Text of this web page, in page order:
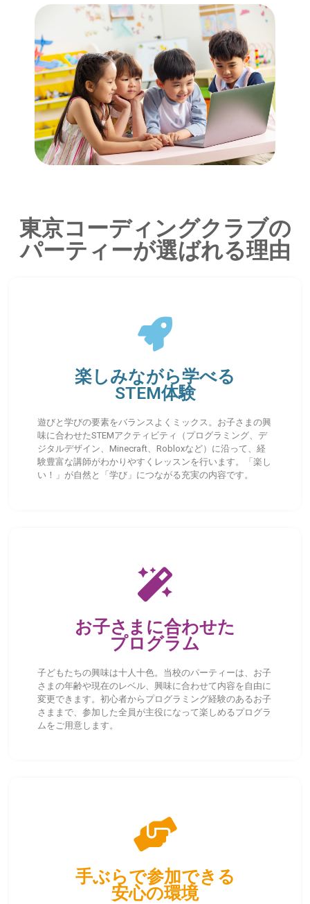
東京コーディングクラブの
パーティーが選ばれる理由
楽しみながら学べる
STEM体験
遊びと学びの要素をバランスよくミックス。お子さまの興
味に合わせたSTEMアクティビティ（プログラミング、デ
ジタルデザイン、Minecraft、Robloxなど）に沿って、経
験豊富な講師がわかりやすくレッスンを行います。「楽し
い！」が自然と「学び」につながる充実の内容です。
お子さまに合わせた
プログラム
子どもたちの興味は十人十色。当校のパーティーは、お子
さまの年齢や現在のレベル、興味に合わせて内容を自由に
変更できます。初心者からプログラミング経験のあるお子
さままで、参加した全員が主役になって楽しめるプログラ
ムをご用意します。
手ぶらで参加できる
安心の環境